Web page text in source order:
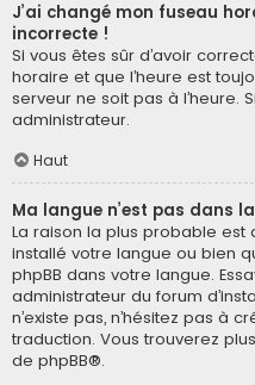
J’ai changé mon fuseau
incorrecte !
Si vous êtes sûr d’avoir
horaire et que l’heure est
serveur ne soit pas à l’heure.
administrateur.
Haut
Ma langue n’est pas dans
La raison la plus probable est
installé votre langue ou bien
phpBB dans votre langue.
administrateur du forum
n’existe pas, n’hésitez pas à
traduction. Vous trouverez
de phpBB®.